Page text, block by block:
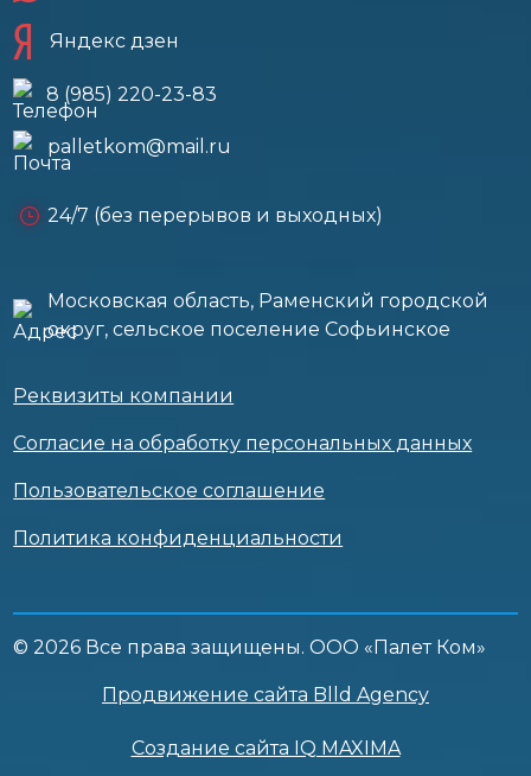
Яндекс дзен
8 (985) 220-23-83
palletkom@mail.ru
24/7 (без перерывов и выходных)
Московская область, Раменский городской
округ, сельское поселение Софьинское
Реквизиты компании
Согласие на обработку персональных данных
Пользовательское соглашение
Политика конфиденциальности
© 2026 Все права защищены. ООО «Палет Ком»
Продвижение сайта Blld Agency
Создание сайта IQ MAXIMA